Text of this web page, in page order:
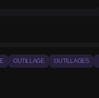
OUTILLAGE OUTILLAGES